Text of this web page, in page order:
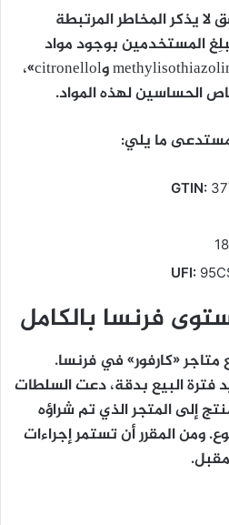
لا يذكر المخاطر المرتبطة
المستخدمين بوجود مواد
مسببة للحساسية مثل methylisothiazoline وcitronellol»،
الحساسين لهذه المواد.
ما يلي:
UFI:
فرنسا بالكامل
«كارفور» في فرنسا.
البيع بدقة، دعت السلطات
إلى المتجرالذي تم شراؤه
ومن المقرر أن تستمر إجراءات